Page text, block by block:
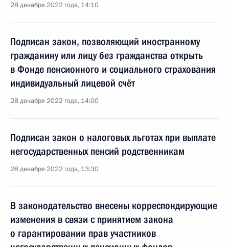
28 декабря 2022 года, 14:10
Подписан закон, позволяющий иностранному
гражданину или лицу без гражданства открыть
в Фонде пенсионного и социального страхования
индивидуальный лицевой счёт
28 декабря 2022 года, 14:00
Подписан закон о налоговых льготах при выплате
негосударственных пенсий родственникам
28 декабря 2022 года, 13:30
В законодательство внесены корреспондирующие
изменения в связи с принятием закона
о гарантировании прав участников